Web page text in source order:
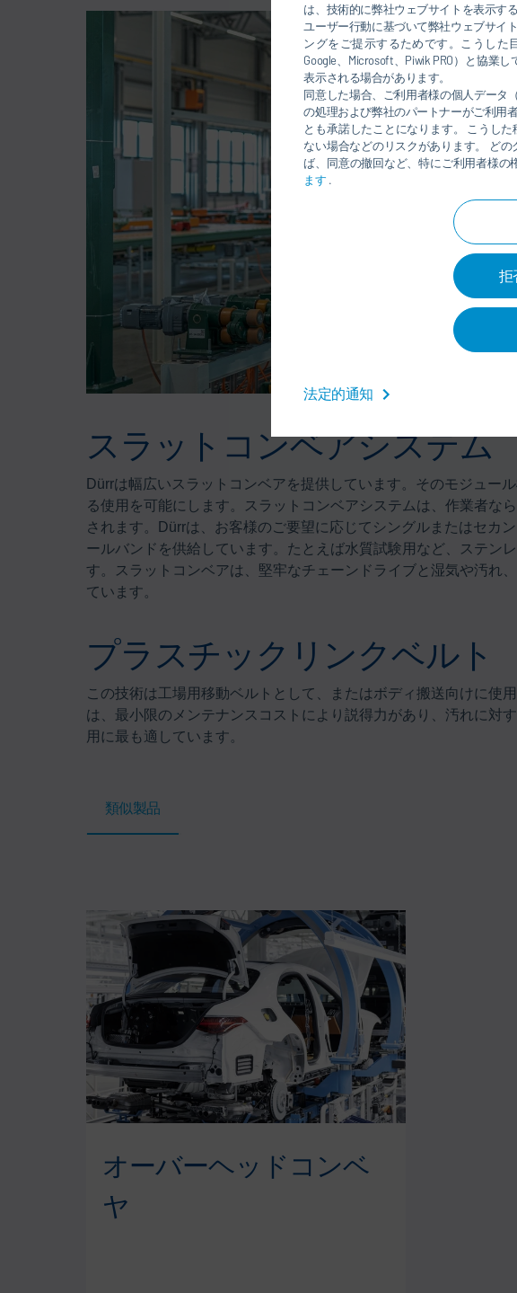
は、技術的に弊社ウェブサイトを表示す
ユーザー行動に基づいて弊社ウェブサイ
ングをご提示するためです。こうした
Google、Microsoft、Piwik PRO）と協業
表示される場合があります。
同意した場合、ご利用者様の個人データ
の処理および弊社のパートナーがご利用
とも承諾したことになります。 こうし
ない場合などのリスクがあります。 ど
ば、同意の撤回など、特にご利用者様
ます .
拒
法定的通知
スラットコンベアシステム
Dürrは幅広いスラットコンベアを提供しています。そのモジュー
る使用を可能にします。スラットコンベアシステムは、作業者な
されます。Dürrは、お客様のご要望に応じてシングルまたはセカ
ールバンドを供給しています。たとえば水質試験用など、ステン
す。スラットコンベアは、堅牢なチェーンドライブと湿気や汚れ
ています。
プラスチックリンクベルト
この技術は工場用移動ベルトとして、またはボディ搬送向けに使
は、最小限のメンテナンスコストにより説得力があり、汚れに対
用に最も適しています。
類似製品
オーバーヘッドコンベ
ヤ